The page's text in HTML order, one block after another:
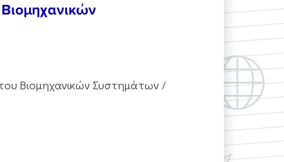
Βιομηχανικών
Βιομηχανικών Συστημάτων /